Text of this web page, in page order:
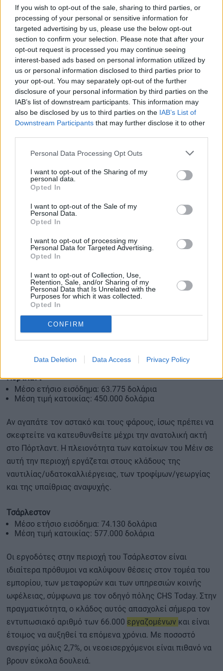
If you wish to opt-out of the sale, sharing to third parties, or
processing of your personal or sensitive information for
targeted advertising by us, please use the below opt-out
section to confirm your selection. Please note that after your
opt-out request is processed you may continue seeing
interest-based ads based on personal information utilized by
us or personal information disclosed to third parties prior to
your opt-out. You may separately opt-out of the further
disclosure of your personal information by third parties on the
IAB’s list of downstream participants. This information may
also be disclosed by us to third parties on the IAB’s List of
Downstream Participants that may further disclose it to other
Personal Data Processing Opt Outs
I want to opt-out of the Sharing of my
personal data.
Opted In
I want to opt-out of the Sale of my
Personal Data.
Opted In
I want to opt-out of processing my
Personal Data for Targeted Advertising.
Opted In
I want to opt-out of Collection, Use,
Retention, Sale, and/or Sharing of my
Personal Data that Is Unrelated with the
Purposes for which it was collected.
Opted In
CONFIRM
Data Deletion Data Access Privacy Policy
Αν ψάχνετε να μεταβείτε σε μια θέση εργασίας στον
τομέα της άμυνας, της ασφάλειας, της πληροφορικής ή
ακόμη και των χρηματοοικονομικών υπηρεσιών, ίσως να
θέλετε να στείλετε μια αίτηση σε ένανεργοδότηστην
Τάμπα. Η πόλη έχει ποσοστό ανεργίας 3,3%, το οποίο
εξακολουθεί να είναι σημαντικά χαμηλότερο από τον
εθνικό μέσο όρο του 3,9%.
Πίτσμπουργκ
Μέσο ετήσιο εισόδημα: 88.110 δολάρια
Οι αναζητούντες εργασία στη δεύτερη μεγαλύτερη πόλη
της Πενσυλβάνια μπορούν να βρουν δουλειά σε
διάφορους κλάδους, όπως η τεχνολογία, οι επιστήμες
Ακόμα καλύτερα, είναι πολύ πιθανό να τη βρουν γρήγορα,
καθώς το ποσοστό ανεργίας της πόλης συνεχίζει να
Πόρτλαντ
Μέσο ετήσιο εισόδημα: 63.775 δολάρια
Μέση τιμή κατοικίας: 450.000 δολάρια
Αν αγαπάτε τον αστακό και τους φάρους, ίσως πρέπει να
σκεφτείτε να κατευθυνθείτε μέχρι την ανατολική ακτή
στο Πόρτλαντ. Η πλειονότητα των κατοίκων του Μέιν σε
αυτή την περιοχή εργάζεται στους κλάδους της
ναυτιλίας/υδατοκαλλιέργειας, των τροφίμων/γεωργίας
και της υπαίθριας αναψυχής.
Τσάρλεστον
Μέσο ετήσιο εισόδημα: 74.130 δολάρια
Μέση τιμή κατοικίας: 577.000 δολάρια
Οι εργοδότες στην περιοχή του Τσάρλεστον είναι
ιδιαίτερα πρόθυμοι να καλύψουν θέσεις στον τομέα του
εμπορίου, των μεταφορών και των υπηρεσιών κοινής
ωφέλειας, σύμφωνα με τον οδηγό πόλης CHS Today. Στην
πραγματικότητα, ο κλάδος αυτός απασχολεί σήμερα τον
εντυπωσιακό αριθμό των 66.000 εργαζομένων και είναι
έτοιμος να αυξηθεί τα επόμενα χρόνια. Με ποσοστό
ανεργίας μόλις 2,7%, οι νεοεισερχόμενοι είναι πιθανό να
βρουν εύκολα δουλειά.